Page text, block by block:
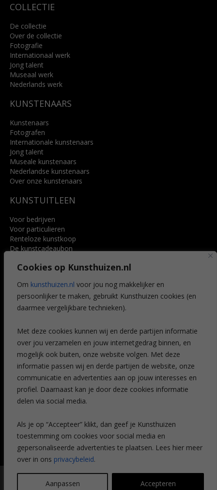
Cookies op Kunsthuizen.nl
Om kunsthuizen.nl voor jou nog makkelijker en
persoonlijker te maken, gebruikt Kunsthuizen cookies (en
daarmee vergelijkbare technieken).
Met deze cookies kunnen wij en derde partijen informatie
over jou verzamelen en jouw internetgedrag binnen, en
mogelijk ook buiten, onze website volgen. Met deze
informatie passen wij en derde partijen de website, onze
communicatie en advertenties aan op jouw interesses en
profiel. Daarnaast kan je door deze cookies informatie
delen via social media.
Als je op “Accepteer” klikt, dan geef je Kunsthuizen
toestemming om cookies voor social media en
gepersonaliseerde advertenties te plaatsen. Lees hier meer
over in ons privacybeleid.
Aanpassen Accepteren
COLLECTIE
De collectie
Over de collectie
Fotografie
Internationaal werk
Jong talent
Museaal werk
Nederlands werk
KUNSTENAARS
Kunstenaars
Fotografen
Internationale kunstenaars
Jong talent
Museale kunstenaars
Nederlandse kunstenaars
Over onze kunstenaars
KUNSTUITLEEN
Voor bedrijven
Voor particulieren
Renteloze kunstkoop
De kunstcadeaubon
Voordelen
Veelgestelde vragen
CONTACT
Leiden
Amsterdam
Breda
Favorieten
Mijn art alert
NIEUWSBRIEF
© Kunsthuizen 2026 All rights reserved | Disclaimer|